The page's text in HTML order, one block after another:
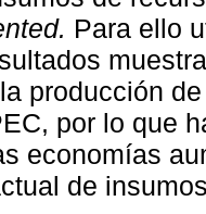
Para ello
producción
por lo que
economías
de